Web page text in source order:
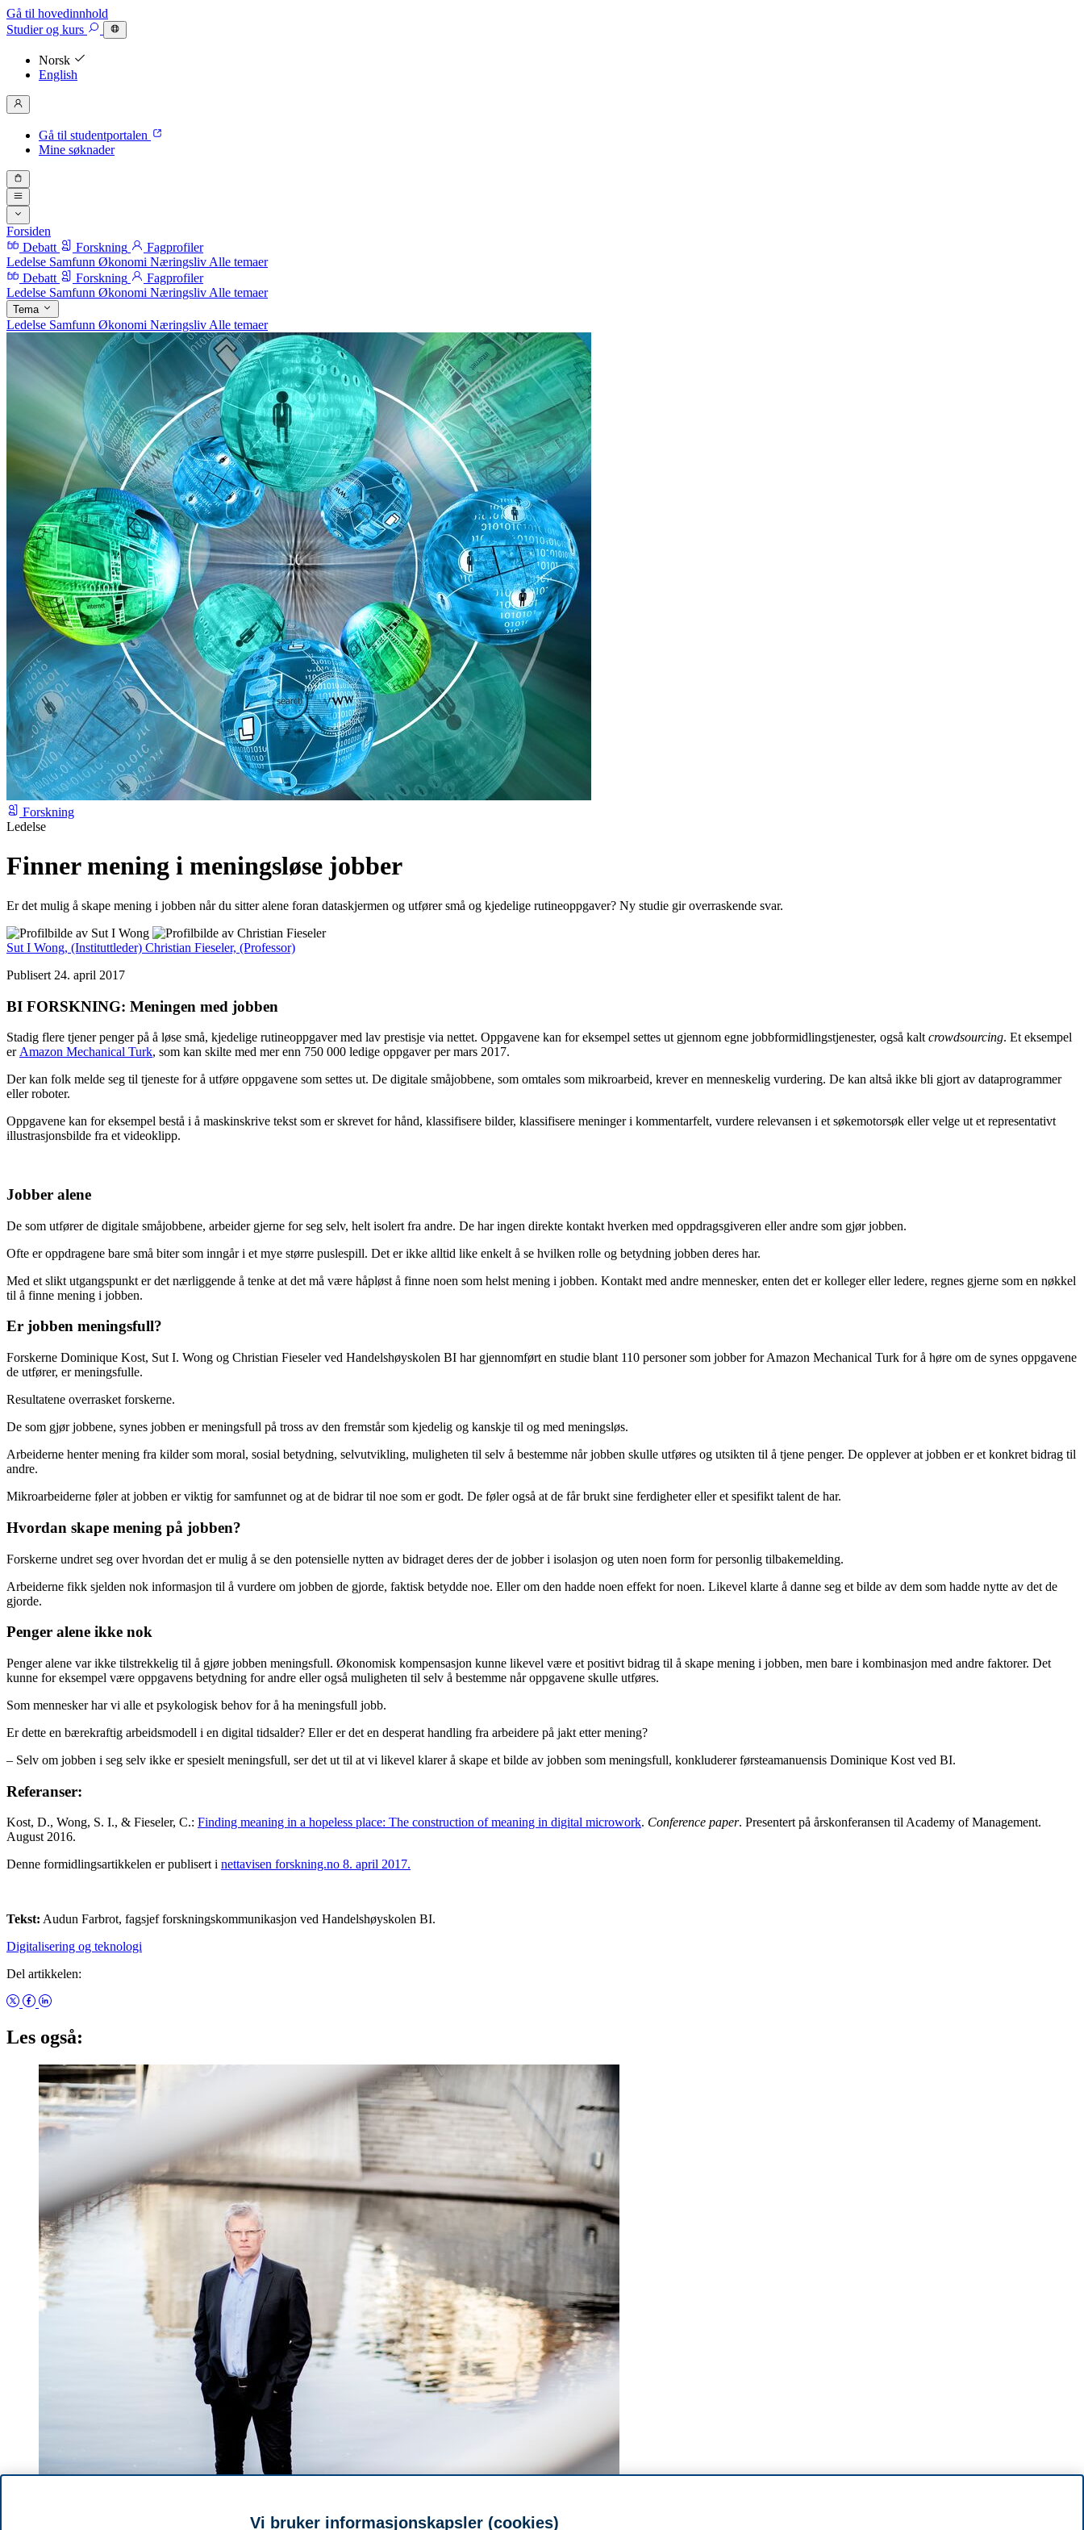
Gå til hovedinnhold
Studierog kurs
Norsk
English
Gå til studentportalen
Mine søknader
Forsiden
Debatt
Forskning
Fagprofiler
Ledelse Samfunn Økonomi Næringsliv Alle temaer
Debatt
Forskning
Fagprofiler
Ledelse Samfunn Økonomi Næringsliv Alle temaer
Tema
Ledelse Samfunn Økonomi Næringsliv Alle temaer
Forskning
Ledelse
Finner mening i meningsløse jobber
Er det mulig å skape mening i jobben når du sitter alene foran dataskjermen og utfører små og kjedelige rutineoppgaver? Ny studie gir overraskende svar.
Sut I Wong, (Instituttleder) Christian Fieseler, (Professor)
Publisert 24. april 2017
BI FORSKNING: Meningen med jobben
Stadig flere tjener penger på å løse små, kjedelige rutineoppgaver med lav prestisje via nettet. Oppgavene kan for eksempel settes ut gjennom egne jobbformidlingstjenester, også kalt crowdsourcing. Et eksempel
er Amazon Mechanical Turk, som kan skilte med mer enn 750 000 ledige oppgaver per mars 2017.
Der kan folk melde seg til tjeneste for å utføre oppgavene som settes ut. De digitale småjobbene, som omtales som mikroarbeid, krever en menneskelig vurdering. De kan altså ikke bli gjort av dataprogrammer
eller roboter.
Oppgavene kan for eksempel bestå i å maskinskrive tekst som er skrevet for hånd, klassifisere bilder, klassifisere meninger i kommentarfelt, vurdere relevansen i et søkemotorsøk eller velge ut et representativt
illustrasjonsbilde fra et videoklipp.
Jobber alene
De som utfører de digitale småjobbene, arbeider gjerne for seg selv, helt isolert fra andre. De har ingen direkte kontakt hverken med oppdragsgiveren eller andre som gjør jobben.
Ofte er oppdragene bare små biter som inngår i et mye større puslespill. Det er ikke alltid like enkelt å se hvilken rolle og betydning jobben deres har.
Med et slikt utgangspunkt er det nærliggende å tenke at det må være håpløst å finne noen som helst mening i jobben. Kontakt med andre mennesker, enten det er kolleger eller ledere, regnes gjerne som en nøkkel
til å finne mening i jobben.
Er jobben meningsfull?
Forskerne Dominique Kost, Sut I. Wong og Christian Fieseler ved Handelshøyskolen BI har gjennomført en studie blant 110 personer som jobber for Amazon Mechanical Turk for å høre om de synes oppgavene
de utfører, er meningsfulle.
Resultatene overrasket forskerne.
De som gjør jobbene, synes jobben er meningsfull på tross av den fremstår som kjedelig og kanskje til og med meningsløs.
Arbeiderne henter mening fra kilder som moral, sosial betydning, selvutvikling, muligheten til selv å bestemme når jobben skulle utføres og utsikten til å tjene penger. De opplever at jobben er et konkret bidrag til
andre.
Mikroarbeiderne føler at jobben er viktig for samfunnet og at de bidrar til noe som er godt. De føler også at de får brukt sine ferdigheter eller et spesifikt talent de har.
Hvordan skape mening på jobben?
Forskerne undret seg over hvordan det er mulig å se den potensielle nytten av bidraget deres der de jobber i isolasjon og uten noen form for personlig tilbakemelding.
Arbeiderne fikk sjelden nok informasjon til å vurdere om jobben de gjorde, faktisk betydde noe. Eller om den hadde noen effekt for noen. Likevel klarte å danne seg et bilde av dem som hadde nytte av det de
gjorde.
Penger alene ikke nok
Penger alene var ikke tilstrekkelig til å gjøre jobben meningsfull. Økonomisk kompensasjon kunne likevel være et positivt bidrag til å skape mening i jobben, men bare i kombinasjon med andre faktorer. Det
kunne for eksempel være oppgavens betydning for andre eller også muligheten til selv å bestemme når oppgavene skulle utføres.
Som mennesker har vi alle et psykologisk behov for å ha meningsfull jobb.
Er dette en bærekraftig arbeidsmodell i en digital tidsalder? Eller er det en desperat handling fra arbeidere på jakt etter mening?
– Selv om jobben i seg selv ikke er spesielt meningsfull, ser det ut til at vi likevel klarer å skape et bilde av jobben som meningsfull, konkluderer førsteamanuensis Dominique Kost ved BI.
Referanser:
Kost, D., Wong, S. I., & Fieseler, C.: Finding meaning in a hopeless place: The construction of meaning in digital microwork. Conference paper. Presentert på årskonferansen til Academy of Management.
August 2016.
Denne formidlingsartikkelen er publisert i nettavisen forskning.no 8. april 2017.
Tekst: Audun Farbrot, fagsjef forskningskommunikasjon ved Handelshøyskolen BI.
Digitalisering og teknologi
Del artikkelen:
Les også:
Vi bruker informasjonskapsler (cookies)